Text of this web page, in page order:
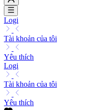
Logi
Tài khoản của tôi
Yêu thích
Logi
Tài khoản của tôi
Yêu thích